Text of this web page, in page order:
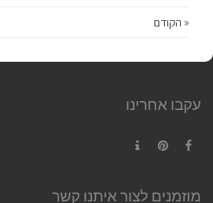
« הקודם
עקבו אחרינו
מוזמנים לצור איתנו קשר